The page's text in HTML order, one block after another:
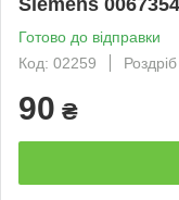
Готово до відправки
Код: 02259
Роздріб
90 ₴